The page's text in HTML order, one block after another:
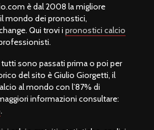
è dal 2008 la migliore
mondo dei pronostici,
Qui trovi i pronostici calcio
tutti sono passati prima o poi per
del sito è Giulio Giorgetti, il
al mondo con l’87% di
informazioni consultare:
.